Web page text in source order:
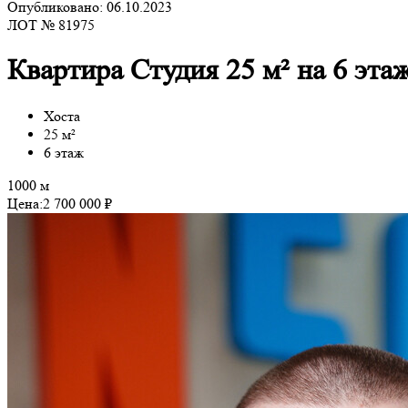
Опубликовано: 06.10.2023
ЛОТ № 81975
Квартира Студия 25 м² на 6
Хоста
25 м²
6 этаж
1000 м
Цена:2 700 000 ₽